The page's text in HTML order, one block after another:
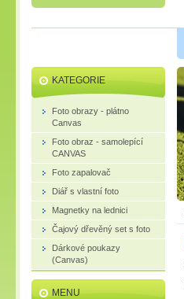
KATEGORIE
Foto obrazy - plátno
Canvas
Foto obraz - samolepící
CANVAS
Foto zapalovač
Diář s vlastní foto
Magnetky na lednici
Čajový dřevěný set s foto
Dárkové poukazy
(Canvas)
MENU